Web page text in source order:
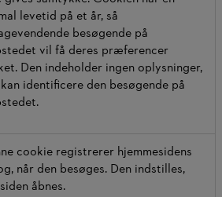
levetid på et år, så
besøgende på
vil få deres præferencer
Den indeholder ingen oplysninger,
identificere den besøgende på
cookie registrerer hjemmesidens
når den besøges. Den indstilles,
åbnes.